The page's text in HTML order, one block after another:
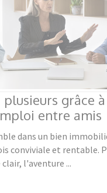
grâce à
entre amis
dans un bien
conviviale et rentable.
l'aventure ...